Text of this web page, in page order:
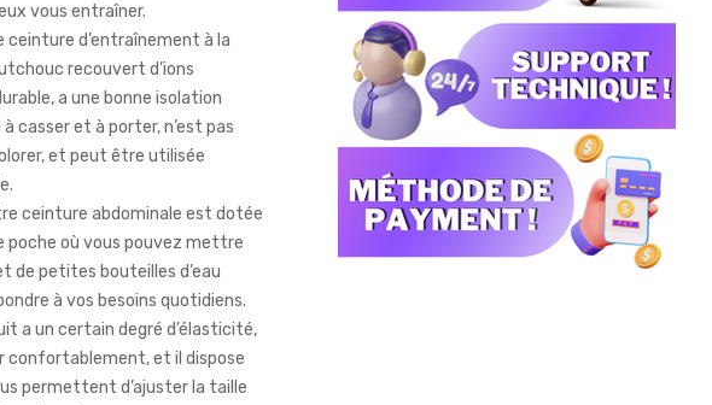
vous entraîner.
ceinture d’entraînement à la
recouvert d’ions
a une bonne isolation
casser et à porter, n’est pas
et peut être utilisée
ceinture abdominale est dotée
poche où vous pouvez mettre
de petites bouteilles d’eau
à vos besoins quotidiens.
a un certain degré d’élasticité,
confortablement, et il dispose
permettent d’ajuster la taille